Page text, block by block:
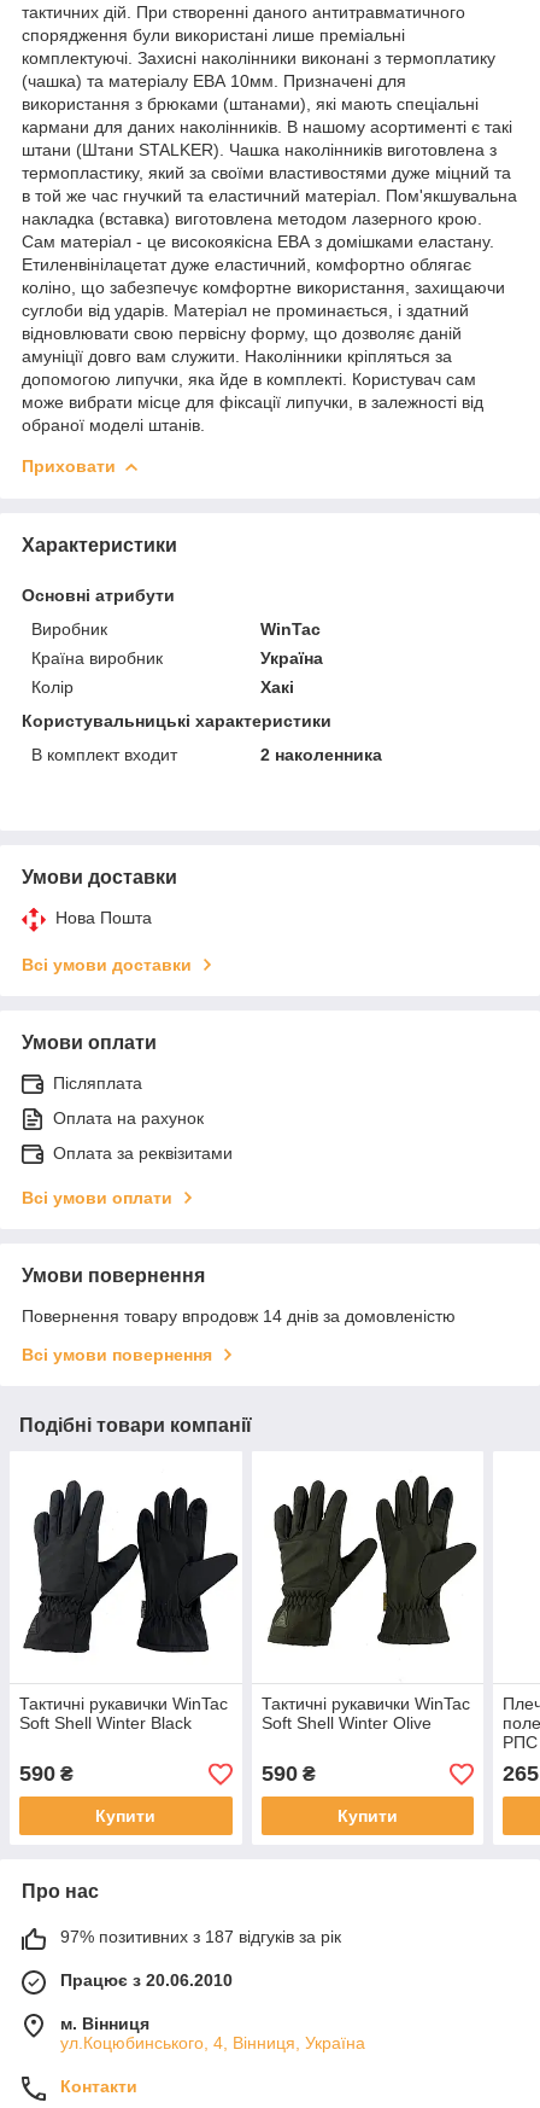
тактичних дій. При створенні даного антитравматичного
спорядження були використані лише преміальні
комплектуючі. Захисні наколінники виконані з термоплатику
(чашка) та матеріалу ЕВА 10мм. Призначені для
використання з брюками (штанами), які мають спеціальні
кармани для даних наколінників. В нашому асортименті є такі
штани (Штани STALKER). Чашка наколінників виготовлена з
термопластику, який за своїми властивостями дуже міцний та
в той же час гнучкий та еластичний матеріал. Пом'якшувальна
накладка (вставка) виготовлена методом лазерного крою.
Сам матеріал - це високоякісна ЕВА з домішками еластану.
Етиленвінілацетат дуже еластичний, комфортно облягає
коліно, що забезпечує комфортне використання, захищаючи
суглоби від ударів. Матеріал не проминається, і здатний
відновлювати свою первісну форму, що дозволяє даній
амуніції довго вам служити. Наколінники кріпляться за
допомогою липучки, яка йде в комплекті. Користувач сам
може вибрати місце для фіксації липучки, в залежності від
обраної моделі штанів.
Приховати
Характеристики
Основні атрибути
Виробник
WinTac
Країна виробник
Україна
Колір
Хакі
Користувальницькі характеристики
В комплект входит
2 наколенника
Умови доставки
Нова Пошта
Всі умови доставки
Умови оплати
Післяплата
Оплата на рахунок
Оплата за реквізитами
Всі умови оплати
Умови повернення
Повернення товару впродовж 14 днів за домовленістю
Всі умови повернення
Подібні товари компанії
Тактичні рукавички WinTac
Soft Shell Winter Black
590 ₴
Купити
Тактичні рукавички WinTac
Soft Shell Winter Olive
590₴
Купити
РПС
265
Про нас
97% позитивних з 187 відгуків за рік
Працює з 20.06.2010
м. Вінниця
ул.Коцюбинського, 4, Вінниця, Україна
Контакти